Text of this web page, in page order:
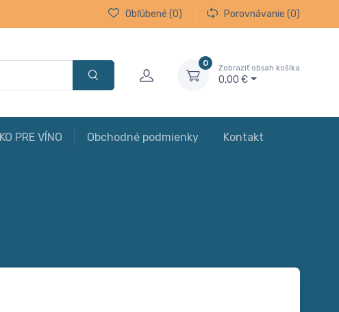
Obľúbené (0) Porovnávanie (0)
0
Zobraziť obsah košíka
0,00 €
PRE VÍNO Obchodné podmienky Kontakt